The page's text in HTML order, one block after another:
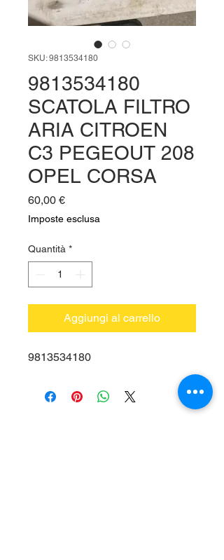
SKU: 9813534180
9813534180
SCATOLA FILTRO
ARIA CITROEN
C3 PEGEOUT 208
OPEL CORSA
60,00 €Prezzo
Imposte esclusa
Quantità *
Aggiungi al carrello
9813534180